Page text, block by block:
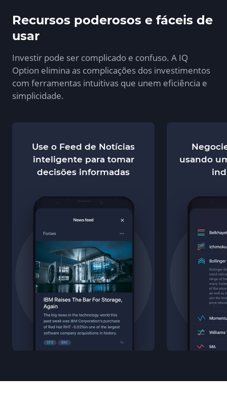
Recursos poderosos e fáceis de
usar
Investir pode ser complicado e confuso. A IQ
Option elimina as complicações dos investimentos
com ferramentas intuitivas que unem eficiência e
simplicidade.
Use o Feed de Notícias
inteligente para tomar
decisões informadas
usando